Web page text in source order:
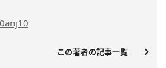
この著者の記事一覧